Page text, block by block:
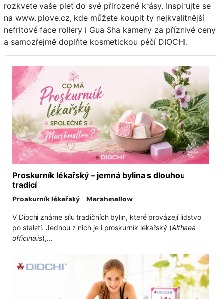
rozkvete vaše pleť do své přirozené krásy. Inspirujte se
na www.iplove.cz, kde můžete koupit ty nejkvalitnější
nefritové face rollery i Gua Sha kameny za příznivé ceny
a samozřejmě doplňte kosmetickou péčí DIOCHI.
Proskurník lékařský – jemná bylina s dlouhou
tradicí
Proskurník lékařský – Marshmallow
V Diochi známe sílu tradičních bylin, které provázejí lidstvo
po staletí. Jednou z nich je i proskurník lékařský (Althaea
officinalis),...